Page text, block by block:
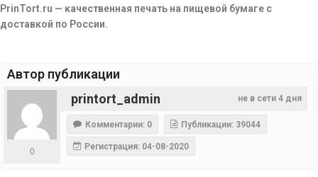
PrinTort.ru — качественная печать на пищевой бумаге с
доставкой по России.
Автор публикации
не в сети 4 дня
printort_admin
0
Комментарии: 0 Публикации: 39044
Регистрация: 04-08-2020